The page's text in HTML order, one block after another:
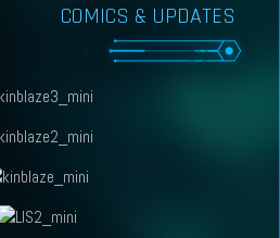
COMICS & UPDATES